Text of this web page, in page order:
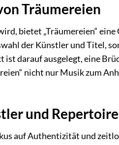
Träumereien
bietet „Träumereien“
der Künstler und Titel,
darauf ausgelegt, eine
nicht nur Musik zum
und Repertoire
auf Authentizität und